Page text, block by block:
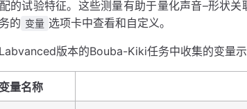
的试验特征。这些测量有助于量化声音–形状
的 变量 选项卡中查看和自定义。
版本的Bouba-Kiki任务中收集的变量示
变量名称